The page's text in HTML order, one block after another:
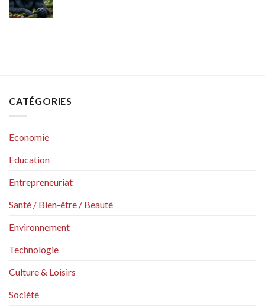
CATÉGORIES
Economie
Education
Entrepreneuriat
Santé / Bien-être / Beauté
Environnement
Technologie
Culture & Loisirs
Société